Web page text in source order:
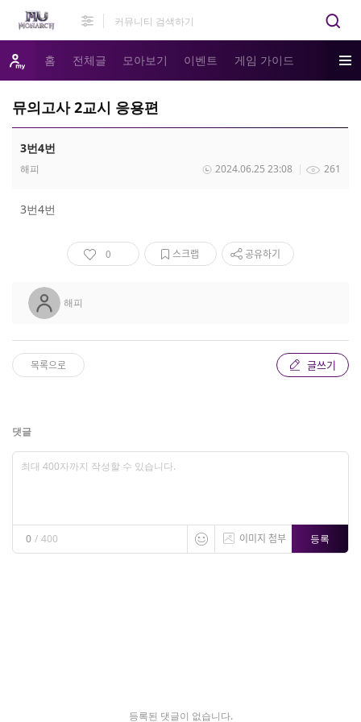
홈 전체글 모아보기 이벤트 게임 가이드
뮤의고사 2교시 응용편
3번4번
해피 261
2024.06.25 23:08
3번4번
0 스크랩 공유하기
해피
목록으로 글쓰기
댓글
0 / 400 이미지 첨부 등록
등록된 댓글이 없습니다.